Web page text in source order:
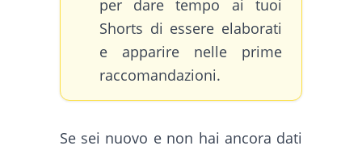
per dare tempo ai tuoi
Shorts di essere elaborati
e apparire nelle prime
raccomandazioni.
Se sei nuovo e non hai ancora dati